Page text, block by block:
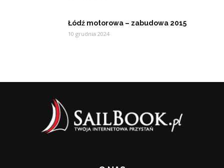
Łódź motorowa – zabudowa 2015
10 grudnia 2024